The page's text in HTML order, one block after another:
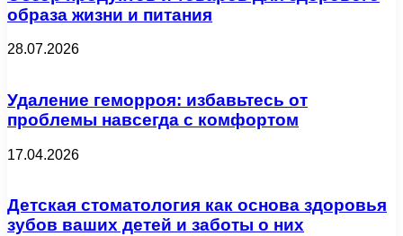
образа жизни и питания
28.07.2026
Удаление геморроя: избавьтесь от
проблемы навсегда с комфортом
17.04.2026
Детская стоматология как основа здоровья
зубов ваших детей и заботы о них